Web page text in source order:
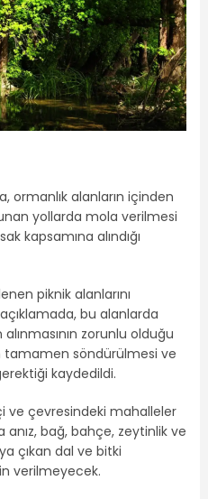
ormanlık alanların içinden
yollarda mola verilmesi
kapsamına alındığı
piknik alanlarını
bu alanlarda
zorunlu olduğu
tamamen söndürülmesi ve
kaydedildi.
ve çevresindeki mahalleler
bağ, bahçe, zeytinlik ve
çıkan dal ve bitki
verilmeyecek.